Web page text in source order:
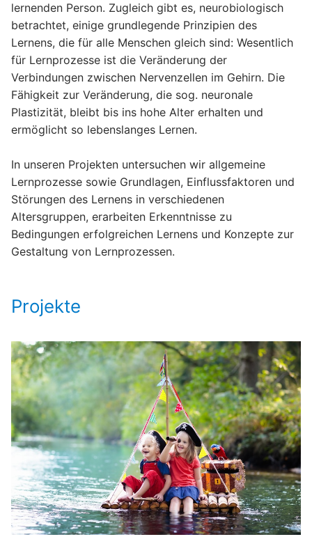
lernenden Person. Zugleich gibt es, neurobiologisch
betrachtet, einige grundlegende Prinzipien des
Lernens, die für alle Menschen gleich sind: Wesentlich
für Lernprozesse ist die Veränderung der
Verbindungen zwischen Nervenzellen im Gehirn. Die
Fähigkeit zur Veränderung, die sog. neuronale
Plastizität, bleibt bis ins hohe Alter erhalten und
ermöglicht so lebenslanges Lernen.
In unseren Projekten untersuchen wir allgemeine
Lernprozesse sowie Grundlagen, Einflussfaktoren und
Störungen des Lernens in verschiedenen
Altersgruppen, erarbeiten Erkenntnisse zu
Bedingungen erfolgreichen Lernens und Konzepte zur
Gestaltung von Lernprozessen.
Projekte